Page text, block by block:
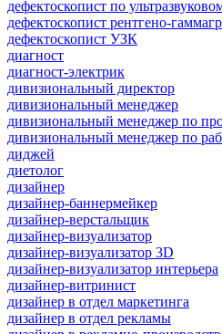
дефектоскопист по
дефектоскопист рентгено-
дефектоскопист УЗК
диагност
диагност-электрик
дивизиональный директор
дивизиональный менеджер
дивизиональный менеджер по
дивизиональный менеджер по
диджей
диетолог
дизайнер
дизайнер-баннермейкер
дизайнер-верстальщик
дизайнер-визуализатор
дизайнер-визуализатор 3D
дизайнер-визуализатор интерьера
дизайнер-витринист
дизайнер в отдел маркетинга
дизайнер в отдел рекламы